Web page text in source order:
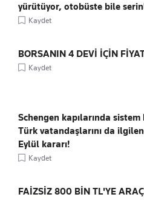
yürütüyor, otobüste bile
Kaydet
BORSANIN 4 DEVİ İÇİN
Kaydet
Schengen kapılarında
Türk vatandaşlarını da
Eylül kararı!
Kaydet
FAİZSİZ 800 BİN TL'YE